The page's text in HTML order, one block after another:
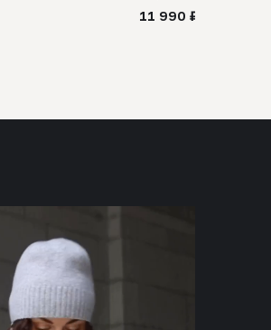
11 990 ₽